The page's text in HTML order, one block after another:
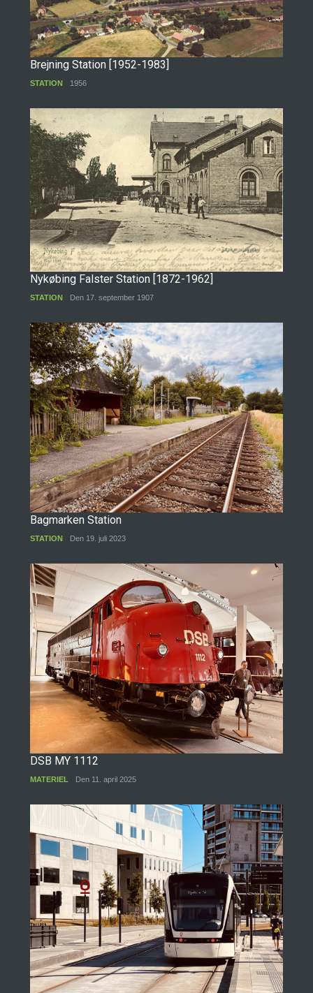
Brejning Station [1952-1983]
STATION 1956
Nykøbing Falster Station [1872-1962]
STATION Den 17. september 1907
Bagmarken Station
STATION Den 19. juli 2023
DSB MY 1112
MATERIEL Den 11. april 2025